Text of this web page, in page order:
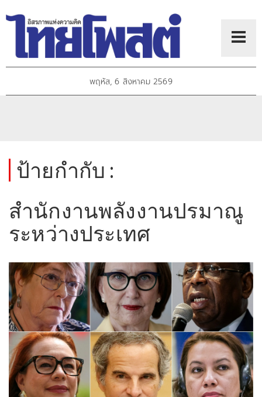
พฤหัส, 6 สิงหาคม 2569
ป้ายกำกับ :
สำนักงานพลังงานปรมาณู
ระหว่างประเทศ